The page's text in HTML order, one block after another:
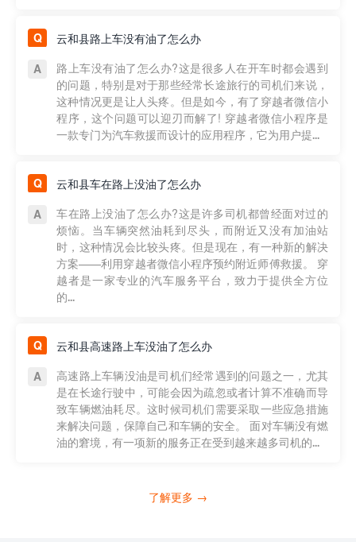
云和县路上车没有油了怎么办
路上车没有油了怎么办?这是很多人在开车时都会遇到
的问题，特别是对于那些经常长途旅行的司机们来说，
这种情况更是让人头疼。但是如今，有了穿越者微信小
程序，这个问题可以迎刃而解了! 穿越者微信小程序是
一款专门为汽车救援而设计的应用程序，它为用户提...
云和县车在路上没油了怎么办
车在路上没油了怎么办?这是许多司机都曾经面对过的
烦恼。当车辆突然油耗到尽头，而附近又没有加油站
时，这种情况会比较头疼。但是现在，有一种新的解决
方案——利用穿越者微信小程序预约附近师傅救援。 穿
越者是一家专业的汽车服务平台，致力于提供全方位
的...
云和县高速路上车没油了怎么办
高速路上车辆没油是司机们经常遇到的问题之一，尤其
是在长途行驶中，可能会因为疏忽或者计算不准确而导
致车辆燃油耗尽。这时候司机们需要采取一些应急措施
来解决问题，保障自己和车辆的安全。 面对车辆没有燃
油的窘境，有一项新的服务正在受到越来越多司机的...
了解更多 →